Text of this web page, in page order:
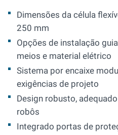
Dimensões da célula
250 mm
Opções de instalação
meios e material elétrico
Sistema por encaixe
exigências de projeto
Design robusto,
robôs
Integrado portas de